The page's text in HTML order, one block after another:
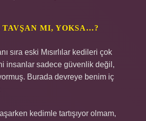
MI, YOKSA…?
sıra eski Mısırlılar kedileri çok
insanlar sadece güvenlik değil,
Burada devreye benim iç
kedimle tartışıyor olmam,